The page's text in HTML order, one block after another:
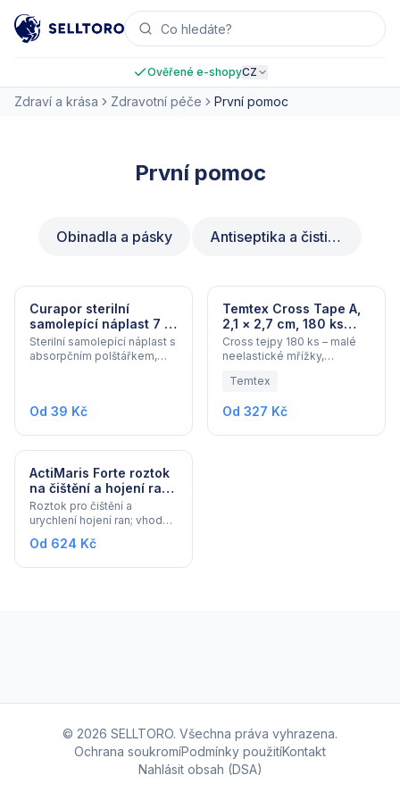
Ověřené e-shopyCZ
Zdraví a krása Zdravotní péče První pomoc
První pomoc
Obinadla a pásky Antiseptika a čisticí prostředky
Curapor sterilní
samolepící náplast 7 ×
5 cm, 5 ks
Sterilní samolepící náplast s
absorpčním polštářkem,
Od 39 Kč
Temtex Cross Tape A,
2,1 × 2,7 cm, 180 ks
(béžová)
Cross tejpy 180 ks – malé
neelastické mřížky,
voděodolné.
Temtex
Od 327 Kč
ActiMaris Forte roztok
na čištění a hojení ran
300 ml
Roztok pro čištění a
urychlení hojení ran; vhodný
infekční rány.
Od 624 Kč
© 2026 SELLTORO. Všechna práva vyhrazena.
Ochrana soukromíPodmínky použitíKontakt
Nahlásit obsah (DSA)